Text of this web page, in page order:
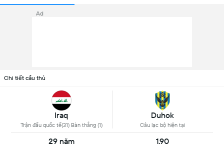
Ad
Chi tiết cầu thủ
Iraq
Trận đấu quốc tế(31) Bàn thắng (1)
Duhok
Câu lạc bộ hiện tại
29 năm 1.90